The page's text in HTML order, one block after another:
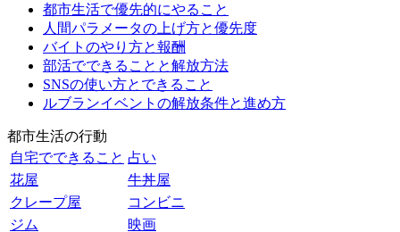
都市生活で優先的にやること
人間パラメータの上げ方と優先度
バイトのやり方と報酬
部活でできることと解放方法
SNSの使い方とできること
ルブランイベントの解放条件と進め方
都市生活の行動
自宅でできること 占い
花屋
牛丼屋
クレープ屋
コンビニ
ジム
映画